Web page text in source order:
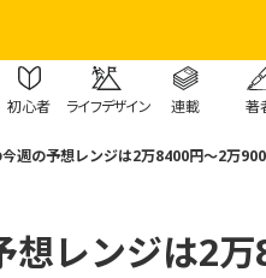
初心者 ライフデザイン 連載 著
今週の予想レンジは2万8400円～2万
想レンジは2